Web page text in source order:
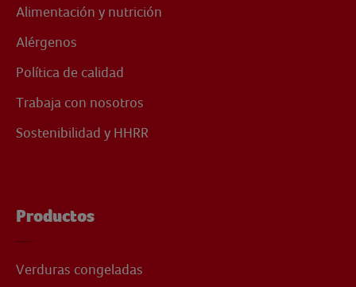
Alimentación y nutrición
Alérgenos
Política de calidad
Trabaja con nosotros
Sostenibilidad y HHRR
Productos
Verduras congeladas